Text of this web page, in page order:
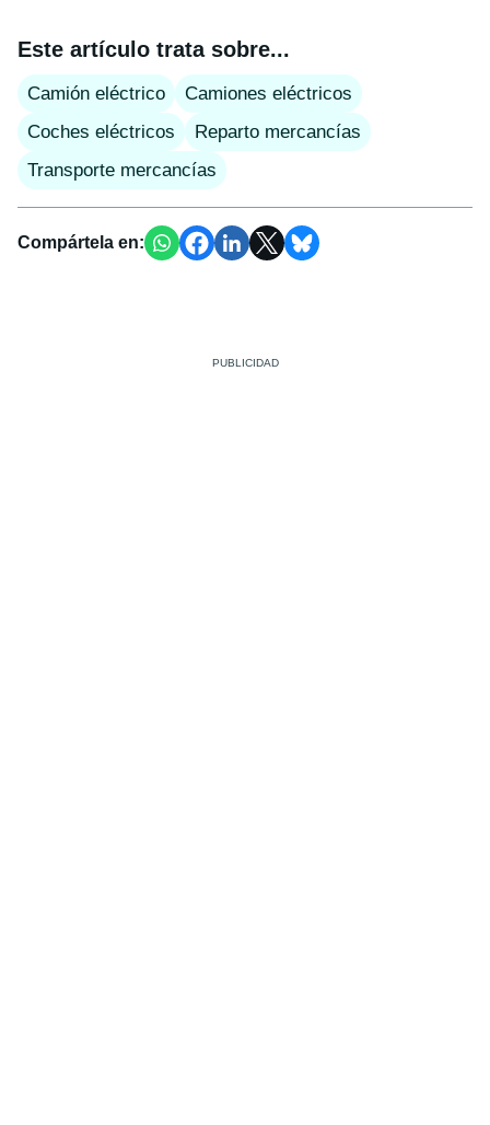
Este artículo trata sobre...
Camión eléctrico
Camiones eléctricos
Coches eléctricos
Reparto mercancías
Transporte mercancías
Compártela en: